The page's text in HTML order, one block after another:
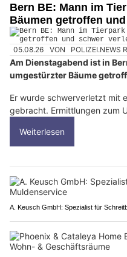
Bern BE: Mann im
Bäumen getroffen
05.08.26 VON POLIZEI.NEWS
Am Dienstagabend ist in
umgestürzter Bäume
Er wurde schwerverletzt mit
gebracht. Ermittlungen zum
Weiterlesen
A. Keusch GmbH: Spezialist für